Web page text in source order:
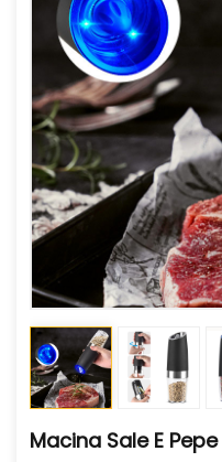
Macina Sale E